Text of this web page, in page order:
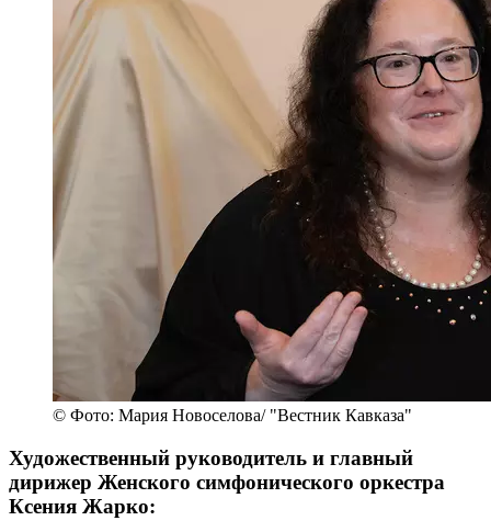
© Фото: Мария Новоселова/ "Вестник Кавказа"
Художественный руководитель и главный
дирижер Женского симфонического оркестра
Ксения Жарко: